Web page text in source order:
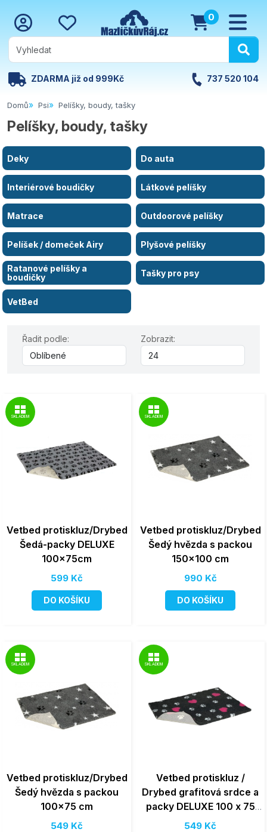
0
ZDARMA již od 999Kč 737 520 104
Domů Psi Pelíšky, boudy, tašky
Pelíšky, boudy, tašky
Deky Do auta
Interiérové boudičky Látkové pelíšky
Matrace Outdoorové pelíšky
Pelíšek / domeček Airy Plyšové pelíšky
Ratanové pelíšky a
boudičky
Tašky pro psy
VetBed
Řadit podle: Zobrazit:
SKLADEM
Vetbed protiskluz/Drybed
Šedá-packy DELUXE
100x75cm
599 Kč
DO KOŠÍKU
SKLADEM
Vetbed protiskluz/Drybed
Šedý hvězda s packou
150x100 cm
990 Kč
DO KOŠÍKU
SKLADEM
Vetbed protiskluz/Drybed
Šedý hvězda s packou
100x75 cm
549 Kč
SKLADEM
Vetbed protiskluz /
Drybed grafitová srdce a
packy DELUXE 100 x 75
cm, vlas 30 mm
549 Kč